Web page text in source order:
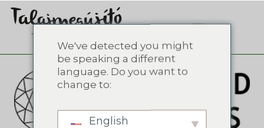
We've detected you might
be speaking a different
language. Do you want to
change to:
English